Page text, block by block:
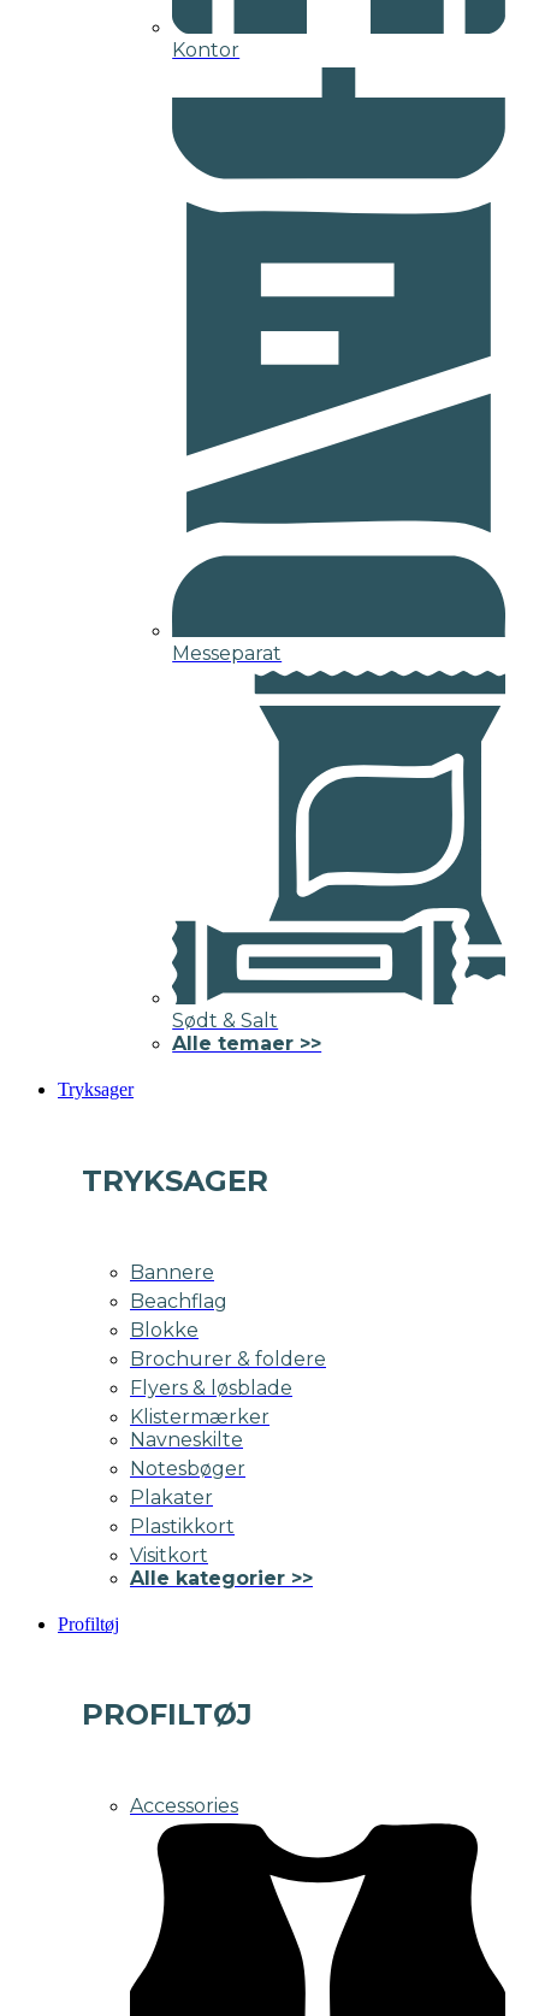
Kontor
Messeparat
Sødt & Salt
Alle temaer >>
Tryksager
TRYKSAGER
Bannere
Beachflag
Blokke
Brochurer & foldere
Flyers & løsblade
Klistermærker
Navneskilte
Notesbøger
Plakater
Plastikkort
Visitkort
Alle kategorier >>
Profiltøj
PROFILTØJ
Accessories